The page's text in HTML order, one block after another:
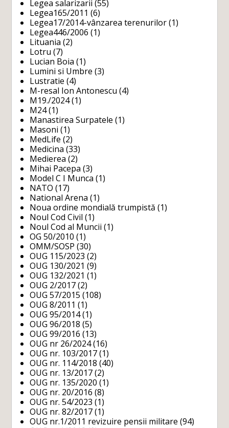
Legea salarizarii (55)
Legea165/2011 (6)
Legea17/2014-vânzarea terenurilor (1)
Legea446/2006 (1)
Lituania (2)
Lotru (7)
Lucian Boia (1)
Lumini si Umbre (3)
Lustratie (4)
M-resal Ion Antonescu (4)
M19./2024(1)
M24(1)
Manastirea Surpatele (1)
Masoni (1)
MedLife (2)
Medicina (33)
Medierea (2)
Mihai Pacepa (3)
Model C I Munca (1)
NATO (17)
National Arena (1)
Noua ordine mondială trumpistă (1)
Noul Cod Civil (1)
Noul Cod al Muncii (1)
OG 50/2010 (1)
OMM/SOSP (30)
OUG 115/2023 (2)
OUG 130/2021 (9)
OUG 132/2021 (1)
OUG 2/2017 (2)
OUG 57/2015 (108)
OUG 8/2011 (1)
OUG 95/2014(1)
OUG 96/2018 (5)
OUG 99/2016 (13)
OUG nr 26/2024(16)
OUG nr. 103/2017 (1)
OUG nr. 114/2018 (40)
OUG nr. 13/2017 (2)
OUG nr. 135/2020 (1)
OUG nr. 20/2016 (8)
OUG nr. 54/2023 (1)
OUG nr. 82/2017 (1)
OUG nr.1/2011 revizuire pensii militare (94)